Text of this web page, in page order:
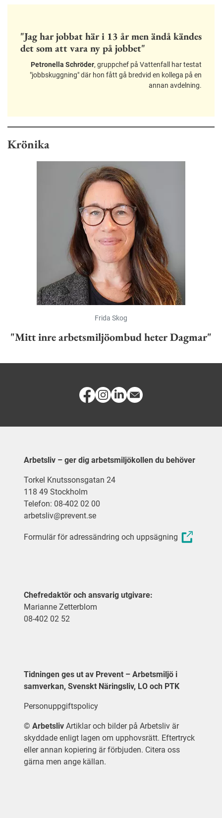
"Jag har jobbat här i 13 år men ändå kändes
det som att vara ny på jobbet"
Petronella Schröder, gruppchef på Vattenfall har testat
"jobbskuggning" där hon fått gå bredvid en kollega på en
annan avdelning.
Krönika
Frida Skog
"Mitt inre arbetsmiljöombud heter Dagmar"
Arbetsliv – ger dig arbetsmiljökollen du behöver
Torkel Knutssonsgatan 24
118 49 Stockholm
Telefon: 08-402 02 00
arbetsliv@prevent.se
Formulär för adressändring och uppsägning
Chefredaktör och ansvarig utgivare:
Marianne Zetterblom
08-402 02 52
Tidningen ges ut av Prevent – Arbetsmiljö i
samverkan, Svenskt Näringsliv, LO och PTK
Personuppgiftspolicy
© Arbetsliv Artiklar och bilder på Arbetsliv är
skyddade enligt lagen om upphovsrätt. Eftertryck
eller annan kopiering är förbjuden. Citera oss
gärna men ange källan.